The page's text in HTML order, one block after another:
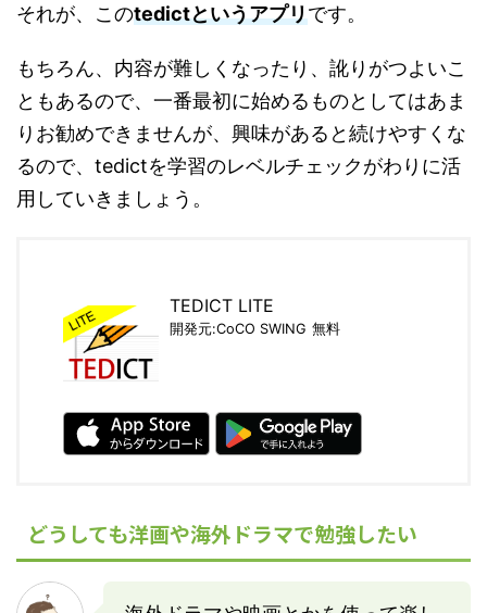
それが、このtedictというアプリです。
もちろん、内容が難しくなったり、訛りがつよいこ
ともあるので、一番最初に始めるものとしてはあま
りお勧めできませんが、興味があると続けやすくな
るので、tedictを学習のレベルチェックがわりに活
用していきましょう。
TEDICT LITE
開発元:CoCO SWING 無料
どうしても洋画や海外ドラマで勉強したい